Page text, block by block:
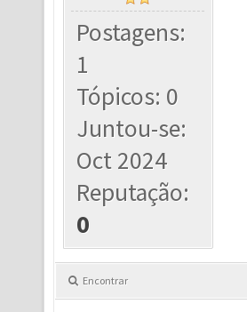
Postagens:
1
Tópicos: 0
Juntou-se:
Oct 2024
Reputação:
0
Encontrar